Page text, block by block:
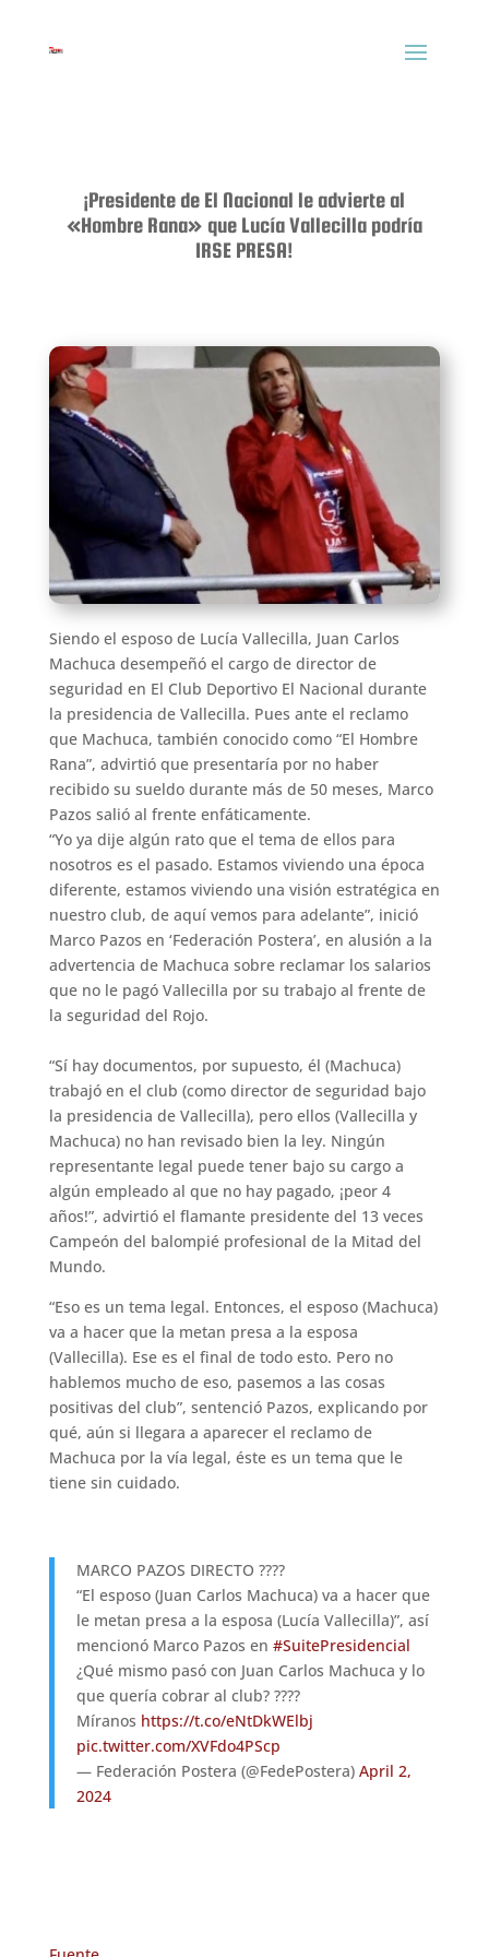
¡Presidente de El Nacional le advierte al
«Hombre Rana» que Lucía Vallecilla podría
IRSE PRESA!
Siendo el esposo de Lucía Vallecilla, Juan Carlos
Machuca desempeñó el cargo de director de
seguridad en El Club Deportivo El Nacional durante
la presidencia de Vallecilla. Pues ante el reclamo
que Machuca, también conocido como “El Hombre
Rana”, advirtió que presentaría por no haber
recibido su sueldo durante más de 50 meses, Marco
Pazos salió al frente enfáticamente.
“Yo ya dije algún rato que el tema de ellos para
nosotros es el pasado. Estamos viviendo una época
diferente, estamos viviendo una visión estratégica en
nuestro club, de aquí vemos para adelante”, inició
Marco Pazos en ‘Federación Postera’, en alusión a la
advertencia de Machuca sobre reclamar los salarios
que no le pagó Vallecilla por su trabajo al frente de
la seguridad del Rojo.
“Sí hay documentos, por supuesto, él (Machuca)
trabajó en el club (como director de seguridad bajo
la presidencia de Vallecilla), pero ellos (Vallecilla y
Machuca) no han revisado bien la ley. Ningún
representante legal puede tener bajo su cargo a
algún empleado al que no hay pagado, ¡peor 4
años!”, advirtió el flamante presidente del 13 veces
Campeón del balompié profesional de la Mitad del
Mundo.
“Eso es un tema legal. Entonces, el esposo (Machuca)
va a hacer que la metan presa a la esposa
(Vallecilla). Ese es el final de todo esto. Pero no
hablemos mucho de eso, pasemos a las cosas
positivas del club”, sentenció Pazos, explicando por
qué, aún si llegara a aparecer el reclamo de
Machuca por la vía legal, éste es un tema que le
tiene sin cuidado.
MARCO PAZOS DIRECTO ????
“El esposo (Juan Carlos Machuca) va a hacer que
le metan presa a la esposa (Lucía Vallecilla)”, así
mencionó Marco Pazos en #SuitePresidencial
¿Qué mismo pasó con Juan Carlos Machuca y lo
que quería cobrar al club? ????
Míranos https://t.co/eNtDkWElbj
pic.twitter.com/XVFdo4PScp
— Federación Postera (@FedePostera) April 2,
2024